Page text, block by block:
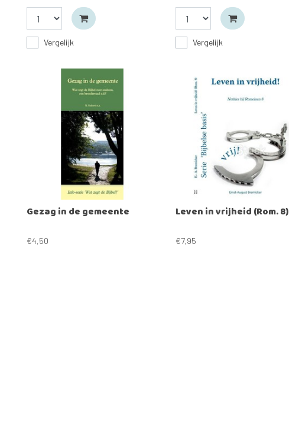
Vergelijk Vergelijk
Gezag in de gemeente
€4,50
Leven in vrijheid (Rom. 8)
€7,95